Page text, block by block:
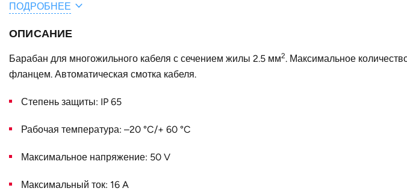
A, мм
E, мм
C, мм
D, мм
B, мм
Конструктивное исполнение
Наружный диаметр D, мм
ПОДРОБНЕЕ
ОПИСАНИЕ
Барабан для многожильного кабеля с сечением жилы 2.5 мм2. Максимальное
фланцем. Автоматическая смотка кабеля.
Степень защиты: IP 65
Рабочая температура: –20 °C/+ 60 °C
Максимальное напряжение: 50 V
Максимальный ток: 16 A